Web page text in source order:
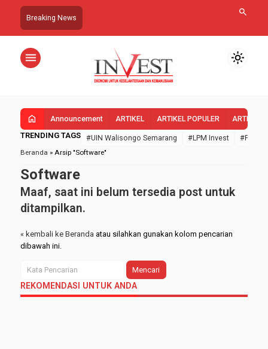
Breaking News search
menu light_mode
home Announcement ARTIKEL ARTIKEL POPULER ARTIKEL
TRENDING TAGS #UIN Walisongo Semarang #LPM Invest
#FEBI
Beranda » Arsip "Software"
Software
Maaf, saat ini belum tersedia post untuk
ditampilkan.
« kembali ke Beranda atau silahkan gunakan kolom pencarian
dibawah ini.
Mencari
REKOMENDASI UNTUK ANDA